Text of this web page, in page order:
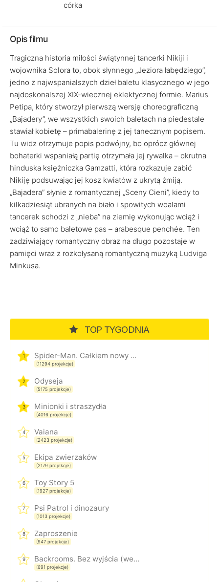
córka
Opis filmu
Tragiczna historia miłości świątynnej tancerki Nikiji i
wojownika Solora to, obok słynnego „Jeziora łabędziego”,
jedno z najwspanialszych dzieł baletu klasycznego w jego
najdoskonalszej XIX-wiecznej eklektycznej formie. Marius
Petipa, który stworzył pierwszą wersję choreograficzną
„Bajadery”, we wszystkich swoich baletach na piedestale
stawiał kobietę – primabalerinę z jej tanecznym popisem.
Tu widz otrzymuje popis podwójny, bo oprócz głównej
bohaterki wspaniałą partię otrzymała jej rywalka – okrutna
hinduska księżniczka Gamzatti, która rozkazuje zabić
Nikiję podsuwając jej kosz kwiatów z ukrytą żmiją.
„Bajadera” słynie z romantycznej „Sceny Cieni”, kiedy to
kilkadziesiąt ubranych na biało i spowitych woalami
tancerek schodzi z „nieba” na ziemię wykonując wciąż i
wciąż to samo baletowe pas – arabesque penchée. Ten
zadziwiający romantyczny obraz na długo pozostaje w
pamięci wraz z rozkołysaną romantyczną muzyką Ludviga
Minkusa.
TOP TYGODNIA
1 Spider-Man. Całkiem nowy dzień
(11294 projekcje)
2 Odyseja
(5175 projekcje)
3 Minionki i straszydła
(4016 projekcje)
4 Vaiana
(2423 projekcje)
5 Ekipa zwierzaków
(2179 projekcje)
6 Toy Story 5
(1927 projekcje)
7 Psi Patrol i dinozaury
(1013 projekcje)
8 Zaproszenie
(947 projekcje)
9 Backrooms. Bez wyjścia (wersja rozszerzona)
(691 projekcje)